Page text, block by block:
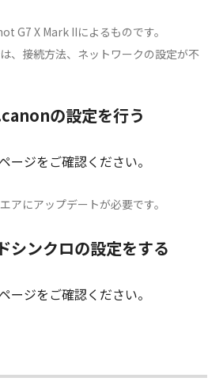
G7 X Mark IIによるものです。
、接続方法、ネットワークの設定が不
の設定を行う
ージをご確認ください。
アにアップデートが必要です。
シンクロの設定をする
ージをご確認ください。